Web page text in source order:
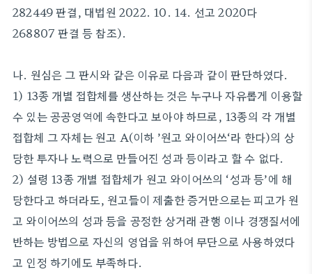
282449 판결, 대법원 2022. 10. 14. 선고 2020다
268807 판결 등 참조).
나. 원심은 그 판시와 같은 이유로 다음과 같이 판단하였다.
1) 13종 개별 접합체를 생산하는 것은 누구나 자유롭게 이용할
수 있는 공공영역에 속한다고 보아야 하므로, 13종의 각 개별
접합체 그 자체는 원고 A(이하 ’원고 와이어쓰‘라 한다)의 상
당한 투자나 노력으로 만들어진 성과 등이라고 할 수 없다.
2) 설령 13종 개별 접합체가 원고 와이어쓰의 ‘성과 등’에 해
당한다고 하더라도, 원고들이 제출한 증거만으로는 피고가 원
고 와이어쓰의 성과 등을 공정한 상거래 관행 이나 경쟁질서에
반하는 방법으로 자신의 영업을 위하여 무단으로 사용하였다
고 인정 하기에도 부족하다.